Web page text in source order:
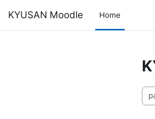
KYUSAN Moodle Home
コ